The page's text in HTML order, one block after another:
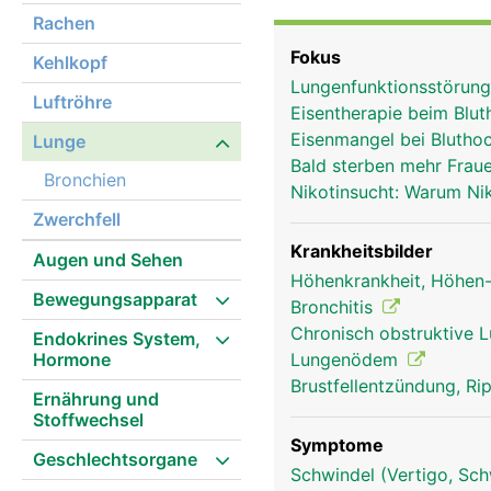
Rachen
Kehlkopf
Luftröhre
Lunge
Bronchien
Zwerchfell
Augen und Sehen
Bewegungsapparat
Endokrines System,
Hormone
Ernährung und
Stoffwechsel
Geschlechtsorgane
Hauptanteil der Lunge
Lungenbläschen sowie
Lungenflügel sitzen
und die Lunge beim
12-15-mal pro Minute
Atemzentrum, das im
Lungenflügel werden
überzieht die Lunge
(Brustfell). Der feine
sich die Lunge beim
Fokus
Eisentherapie beim
Eisenmangel bei
Bald sterben mehr
Nikotinsucht: Warum
Krankheitsbilder
Höhenkrankheit,
Bronchitis
Chronisch obstruktive
Lungenödem
Brustfellentzündung,
Symptome
Schwindel (Vertigo,